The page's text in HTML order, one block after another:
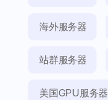
海外服务器
站群服务器
美国GPU服务器